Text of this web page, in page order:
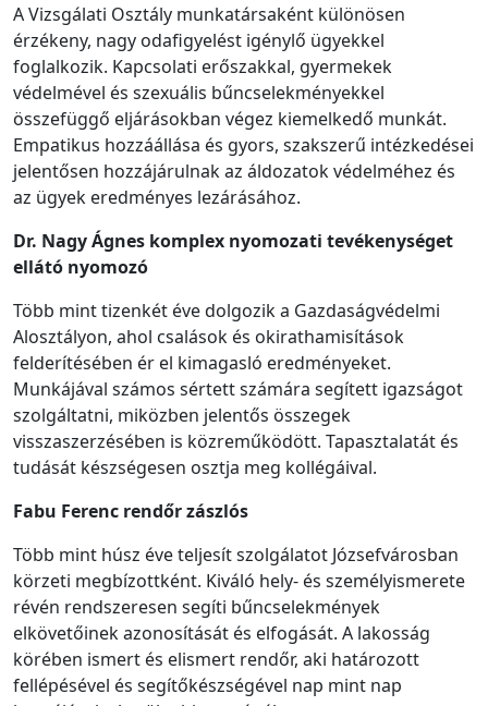
A Vizsgálati Osztály munkatársaként különösen
érzékeny, nagy odafigyelést igénylő ügyekkel
foglalkozik. Kapcsolati erőszakkal, gyermekek
védelmével és szexuális bűncselekményekkel
összefüggő eljárásokban végez kiemelkedő munkát.
Empatikus hozzáállása és gyors, szakszerű intézkedései
jelentősen hozzájárulnak az áldozatok védelméhez és
az ügyek eredményes lezárásához.
Dr. Nagy Ágnes komplex nyomozati tevékenységet
ellátó nyomozó
Több mint tizenkét éve dolgozik a Gazdaságvédelmi
Alosztályon, ahol csalások és okirathamisítások
felderítésében ér el kimagasló eredményeket.
Munkájával számos sértett számára segített igazságot
szolgáltatni, miközben jelentős összegek
visszaszerzésében is közreműködött. Tapasztalatát és
tudását készségesen osztja meg kollégáival.
Fabu Ferenc rendőrzászlós
Több mint húsz éve teljesít szolgálatot Józsefvárosban
körzeti megbízottként. Kiváló hely- és személyismerete
révén rendszeresen segíti bűncselekmények
elkövetőinek azonosítását és elfogását. A lakosság
körében ismert és elismert rendőr, aki határozott
fellépésével és segítőkészségével nap mint nap